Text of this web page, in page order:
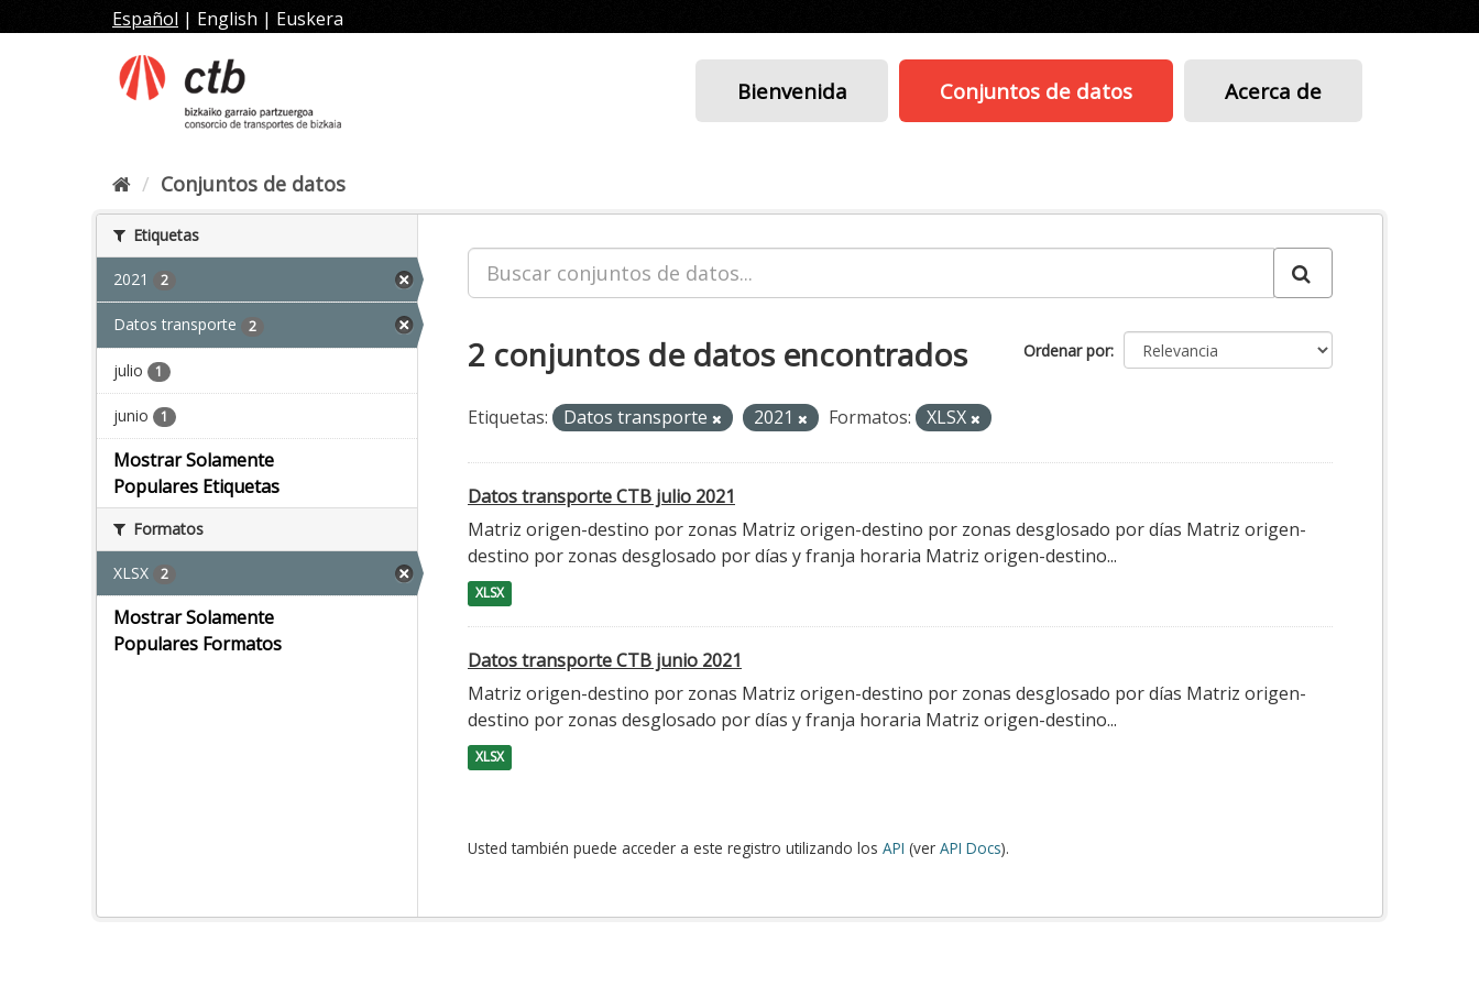
al
Español | English | Euskera
Bienvenida Conjuntos de datos Acerca de
Conjuntos de datos
Etiquetas
2021 2
Datos transporte 2
julio 1
junio 1
Mostrar Solamente
Populares Etiquetas
Formatos
XLSX 2
Mostrar Solamente
Populares Formatos
Ordenar por
2 conjuntos de datos encontrados
Etiquetas: Datos transporte 2021 Formatos: XLSX
Datos transporte CTB julio 2021
Matriz origen-destino por zonas Matriz origen-destino por zonas desglosado por días Matriz origen-
destino por zonas desglosado por días y franja horaria Matriz origen-destino...
XLSX
Datos transporte CTB junio 2021
Matriz origen-destino por zonas Matriz origen-destino por zonas desglosado por días Matriz origen-
destino por zonas desglosado por días y franja horaria Matriz origen-destino...
XLSX
Usted también puede acceder a este registro utilizando los API (ver API Docs).